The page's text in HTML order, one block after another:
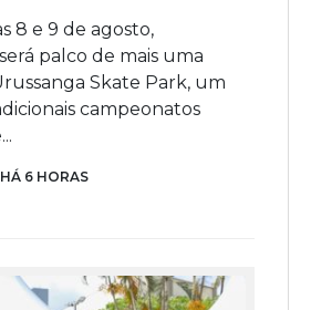
8 e 9 de agosto,
palco de mais uma
Skate Park, um
campeonatos
HÁ 6 HORAS